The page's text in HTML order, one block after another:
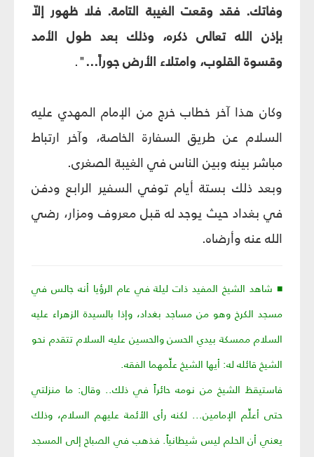
وفاتك. فقد وقعت الغيبة التامة. فلا ظهور إلاّ
بإذن الله تعالى ذكره، وذلك بعد طول الأمد
وقسوة القلوب، وامتلاء الأرض جوراً...".
وكان هذا آخر خطاب خرج من الإمام المهدي عليه
السلام عن طريق السفارة الخاصة، وآخر ارتباط
مباشر بينه وبين الناس في الغيبة الصغرى.
وبعد ذلك بستة أيام توفي السفير الرابع ودفن
في بغداد حيث يوجد له قبل معروف ومزار، رضي
الله عنه وأرضاه.
■ شاهد الشيخ المفيد ذات ليلة في عام الرؤيا أنه جالس في
مسجد الكرخ وهو من مساجد بغداد، وإذا بالسيدة الزهراء عليه
السلام ممسكة بيدي الحسن والحسين عليه السلام تتقدم نحو
الشيخ قائله له: أيها الشيخ علِّمهما الفقه.
فاستيقظ الشيخ من نومه حائراً في ذلك.. وقال: ما منزلتي
حتى أعلِّم الإمامين... لكنه رأى الأئمة عليهم السلام، وذلك
يعني أن الحلم ليس شيطانياً. فذهب في الصباح إلى المسجد